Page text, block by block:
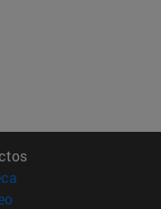
(abre en nueva ventana)